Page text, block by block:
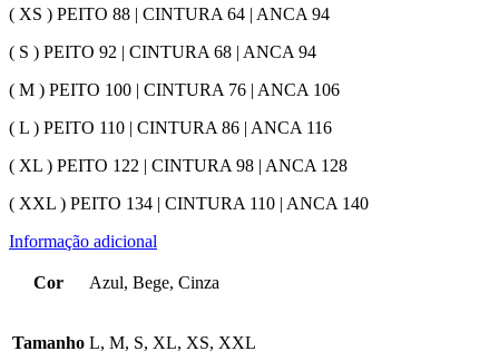
( XS ) PEITO 88 | CINTURA 64 | ANCA 94
( S ) PEITO 92 | CINTURA 68 | ANCA 94
( M ) PEITO 100 | CINTURA 76 | ANCA 106
( L ) PEITO 110 | CINTURA 86 | ANCA 116
( XL ) PEITO 122 | CINTURA 98 | ANCA 128
( XXL ) PEITO 134 | CINTURA 110 | ANCA 140
Informação adicional
Cor Azul, Bege, Cinza
Tamanho L, M, S, XL, XS, XXL